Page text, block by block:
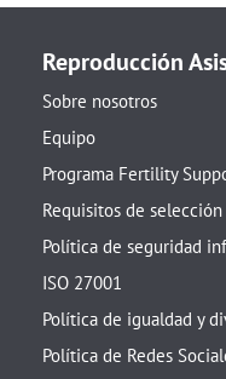
Reproducción
Sobre nosotros
Equipo
Programa Fertility
Requisitos de
Política de seguridad
ISO 27001
Política de igualdad y
Política de Redes